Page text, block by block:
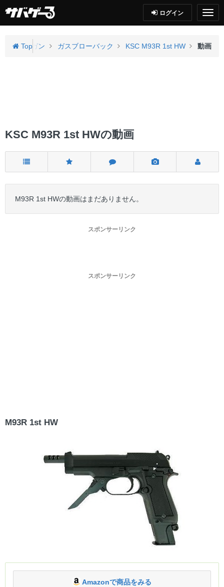
ログイン
Top
ハンドガン ガスブローバック KSC M93R 1st HW 動画
KSC M93R 1st HWの動画
M93R 1st HWの動画はまだありません。
スポンサーリンク
スポンサーリンク
M93R 1st HW
Amazonで商品をみる